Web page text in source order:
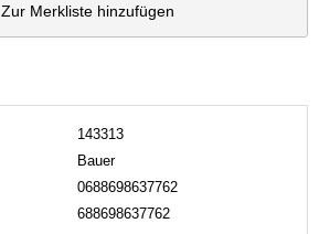
Zur Merkliste hinzufügen
143313
Bauer
0688698637762
688698637762